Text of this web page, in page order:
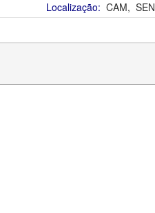
Localização: CAM, SEN